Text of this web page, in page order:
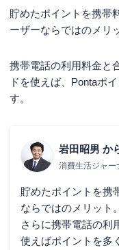
貯めたポイントを携帯
ーザーならではのメリ
携帯電話の利用料金と
ドを使えば、Pontaポ
す。
岩田昭男 か
消費生活ジャー
貯めたポイントを携
ならではのメリット。
さらに携帯電話の利
使えばポイントを多